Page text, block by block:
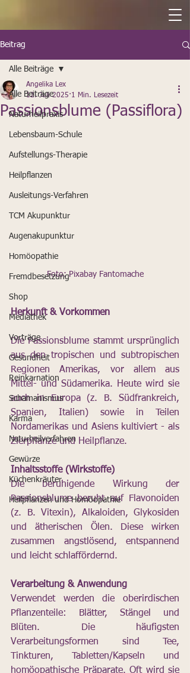
Beitrag
Alle Beiträge
Naturheilpraxis
Lebensbaum-Schule
Aufstellungs-Therapie
Heilpflanzen
Ausleitungs-Verfahren
TCM Akupunktur
Augenakupunktur
Homöopathie
Fremdbesetzung
Shop
Mediathek
Vorträge
Gesundheit
Reinkarnation
Schamanismus
Karma
Naturheilverfahren
Gewürze
Küchenkräuter
Heilpflanzen und Homöopathie
Alle Beiträge
Passionsblume (Passiflora)
Angelika Lex
12. Juli 2025 1 Min. Lesezeit
Foto: Pixabay Fantomache
Herkunft & Vorkommen
Die Passionsblume stammt ursprünglich
aus den tropischen und subtropischen
Regionen Amerikas, vor allem aus
Mittel- und Südamerika. Heute wird sie
auch in Europa (z. B. Südfrankreich,
Spanien, Italien) sowie in Teilen
Nordamerikas und Asiens kultiviert - als
Zierpflanze und Heilpflanze.
Inhaltsstoffe (Wirkstoffe)
Die beruhigende Wirkung der
Passionsblume beruht auf Flavonoiden
(z. B. Vitexin), Alkaloiden, Glykosiden
und ätherischen Ölen. Diese wirken
zusammen angstlösend, entspannend
und leicht schlaffördernd.
Verarbeitung & Anwendung
Verwendet werden die oberirdischen
Pflanzenteile: Blätter, Stängel und
Blüten. Die häufigsten
Verarbeitungsformen sind Tee,
Tinkturen, Tabletten/Kapseln und
homöopathische Präparate. Oft wird sie